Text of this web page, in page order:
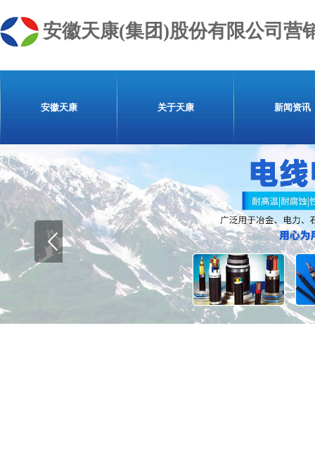
安徽天康(集团)股份有限公司营
安徽天康 关于天康 新闻资讯